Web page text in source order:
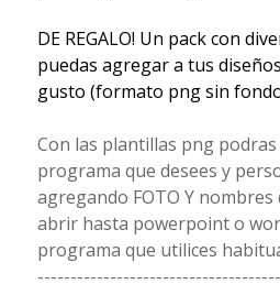
DE REGALO! Un pack con
puedas agregar a tus
gusto (formato png sin
Con las plantillas png
programa que desees y
agregando FOTO Y nombres
abrir hasta powerpoint o
programa que utilices